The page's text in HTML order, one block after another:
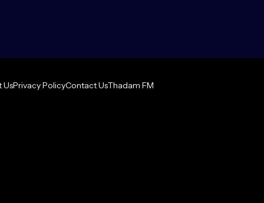
UsPrivacy PolicyContact UsThadam FM